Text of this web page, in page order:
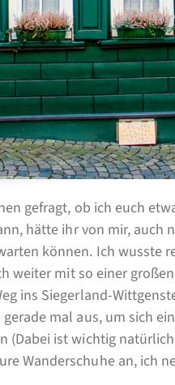
gefragt, ob ich euch
hätte ihr von mir,
können. Ich wusste
weiter mit so einer
ins Siegerland-
mal aus, um sich
(Dabei ist wichtig
Wanderschuhe an, ich